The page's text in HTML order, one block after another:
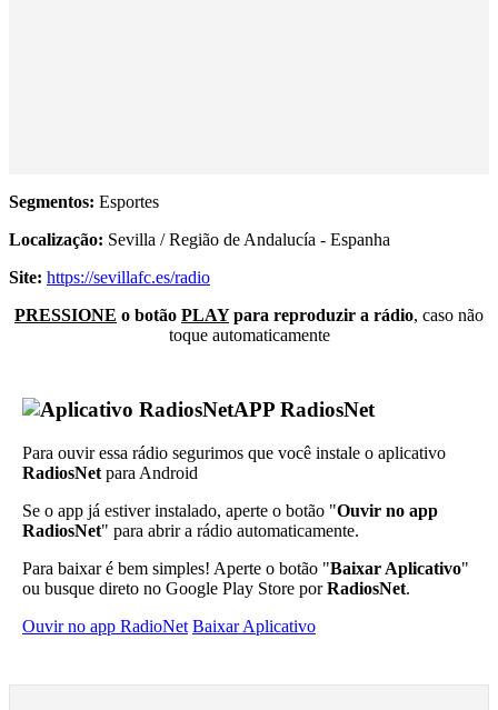
Segmentos: Esportes
Localização: Sevilla / Região de Andalucía - Espanha
Site: https://sevillafc.es/radio
PRESSIONE o botão PLAYpara reproduzir a rádio, caso não
toque automaticamente
APP RadiosNet
Para ouvir essa rádio segurimos que você instale o aplicativo
RadiosNet para Android
Se o app já estiver instalado, aperte o botão "Ouvir no app
RadiosNet" para abrir a rádio automaticamente.
Para baixar é bem simples! Aperte o botão "Baixar Aplicativo"
ou busque direto no Google Play Store porRadiosNet.
Ouvir no app RadioNet Baixar Aplicativo